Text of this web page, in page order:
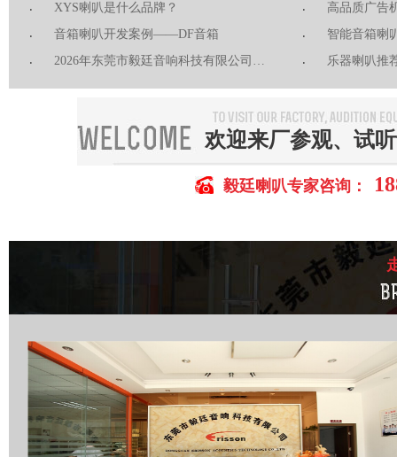
XYS喇叭是什么品牌？
高品质广告
音箱喇叭开发案例——DF音箱
智能音箱喇
2026年东莞市毅廷音响科技有限公司简介
乐器喇叭
欢迎来厂参观、试
毅廷喇叭专家咨询：